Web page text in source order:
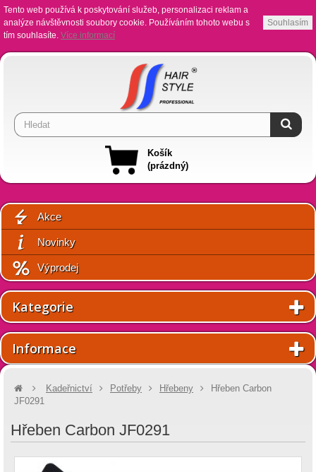
Tento web používá k poskytování služeb, personalizaci reklam a
analýze návštěvnosti soubory cookie. Používáním tohoto webu s
tím souhlasíte. Více informací
Souhlasím
Košík
(prázdný)
Akce
Novinky
Výprodej
Kategorie
Informace
Kadeřnictví Potřeby Hřebeny
Hřeben Carbon
JF0291
Hřeben Carbon JF0291